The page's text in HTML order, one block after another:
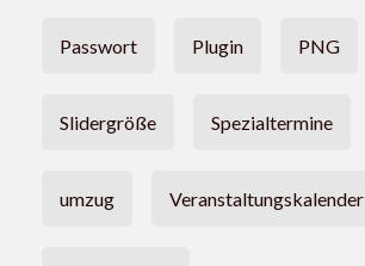
Passwort Plugin PNG
Slidergröße Spezialtermine
umzug Veranstaltungskalender